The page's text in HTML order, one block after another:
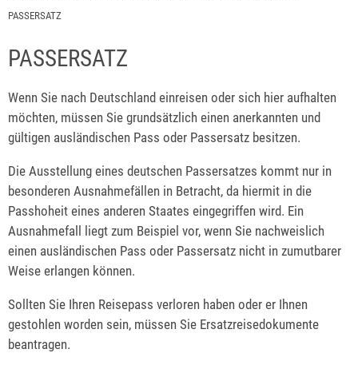
PASSERSATZ
PASSERSATZ
Wenn Sie nach Deutschland einreisen oder sich hier aufhalten
möchten, müssen Sie grundsätzlich einen anerkannten und
gültigen ausländischen Pass oder Passersatz besitzen.
Die Ausstellung eines deutschen Passersatzes kommt nur in
besonderen Ausnahmefällen in Betracht, da hiermit in die
Passhoheit eines anderen Staates eingegriffen wird. Ein
Ausnahmefall liegt zum Beispiel vor, wenn Sie nachweislich
einen ausländischen Pass oder Passersatz nicht in zumutbarer
Weise erlangen können.
Sollten Sie Ihren Reisepass verloren haben oder er Ihnen
gestohlen worden sein, müssen Sie Ersatzreisedokumente
beantragen.